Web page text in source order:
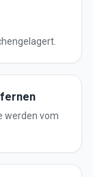
werden vom